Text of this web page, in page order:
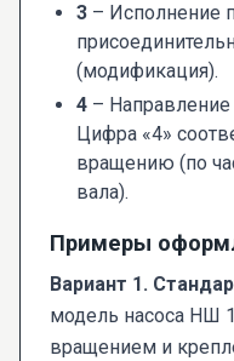
3 – Исполнение
(модификация).
4 –
Цифра «4»
вращению (по
вала).
Примеры
Вариант 1.
модель насоса НШ
вращением и